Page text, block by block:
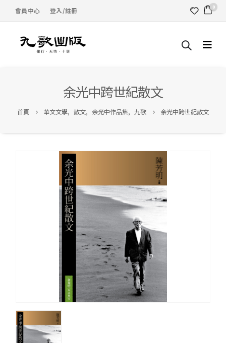
會員中心 登入/註冊 0
余光中跨世紀散文
首頁 華文文學, 散文, 余光中作品集, 九歌 余光中跨世紀散文